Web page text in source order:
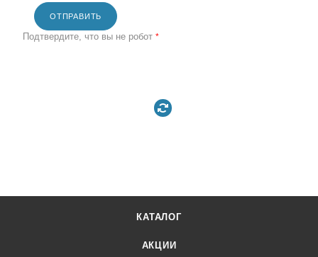
ОТПРАВИТЬ
Подтвердите, что вы не робот *
КАТАЛОГ
АКЦИИ